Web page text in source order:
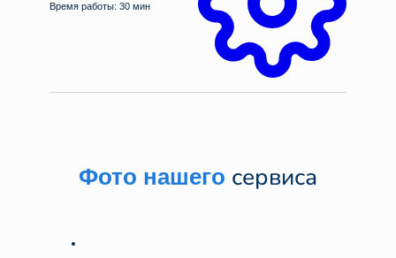
Время работы: 30 мин
Фото нашего сервиса